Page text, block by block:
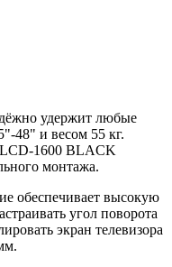
удержит любые
48" и весом 55 кг.
1600 BLACK
монтажа.
обеспечивает высокую
угол поворота
экран телевизора